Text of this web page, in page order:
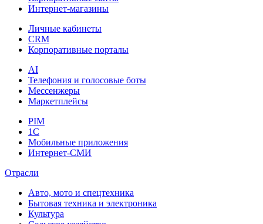
Интернет-магазины
Личные кабинеты
CRM
Корпоративные порталы
AI
Телефония и голосовые боты
Мессенжеры
Маркетплейсы
PIM
1C
Мобильные приложения
Интернет-СМИ
Отрасли
Авто, мото и спецтехника
Бытовая техника и электроника
Культура